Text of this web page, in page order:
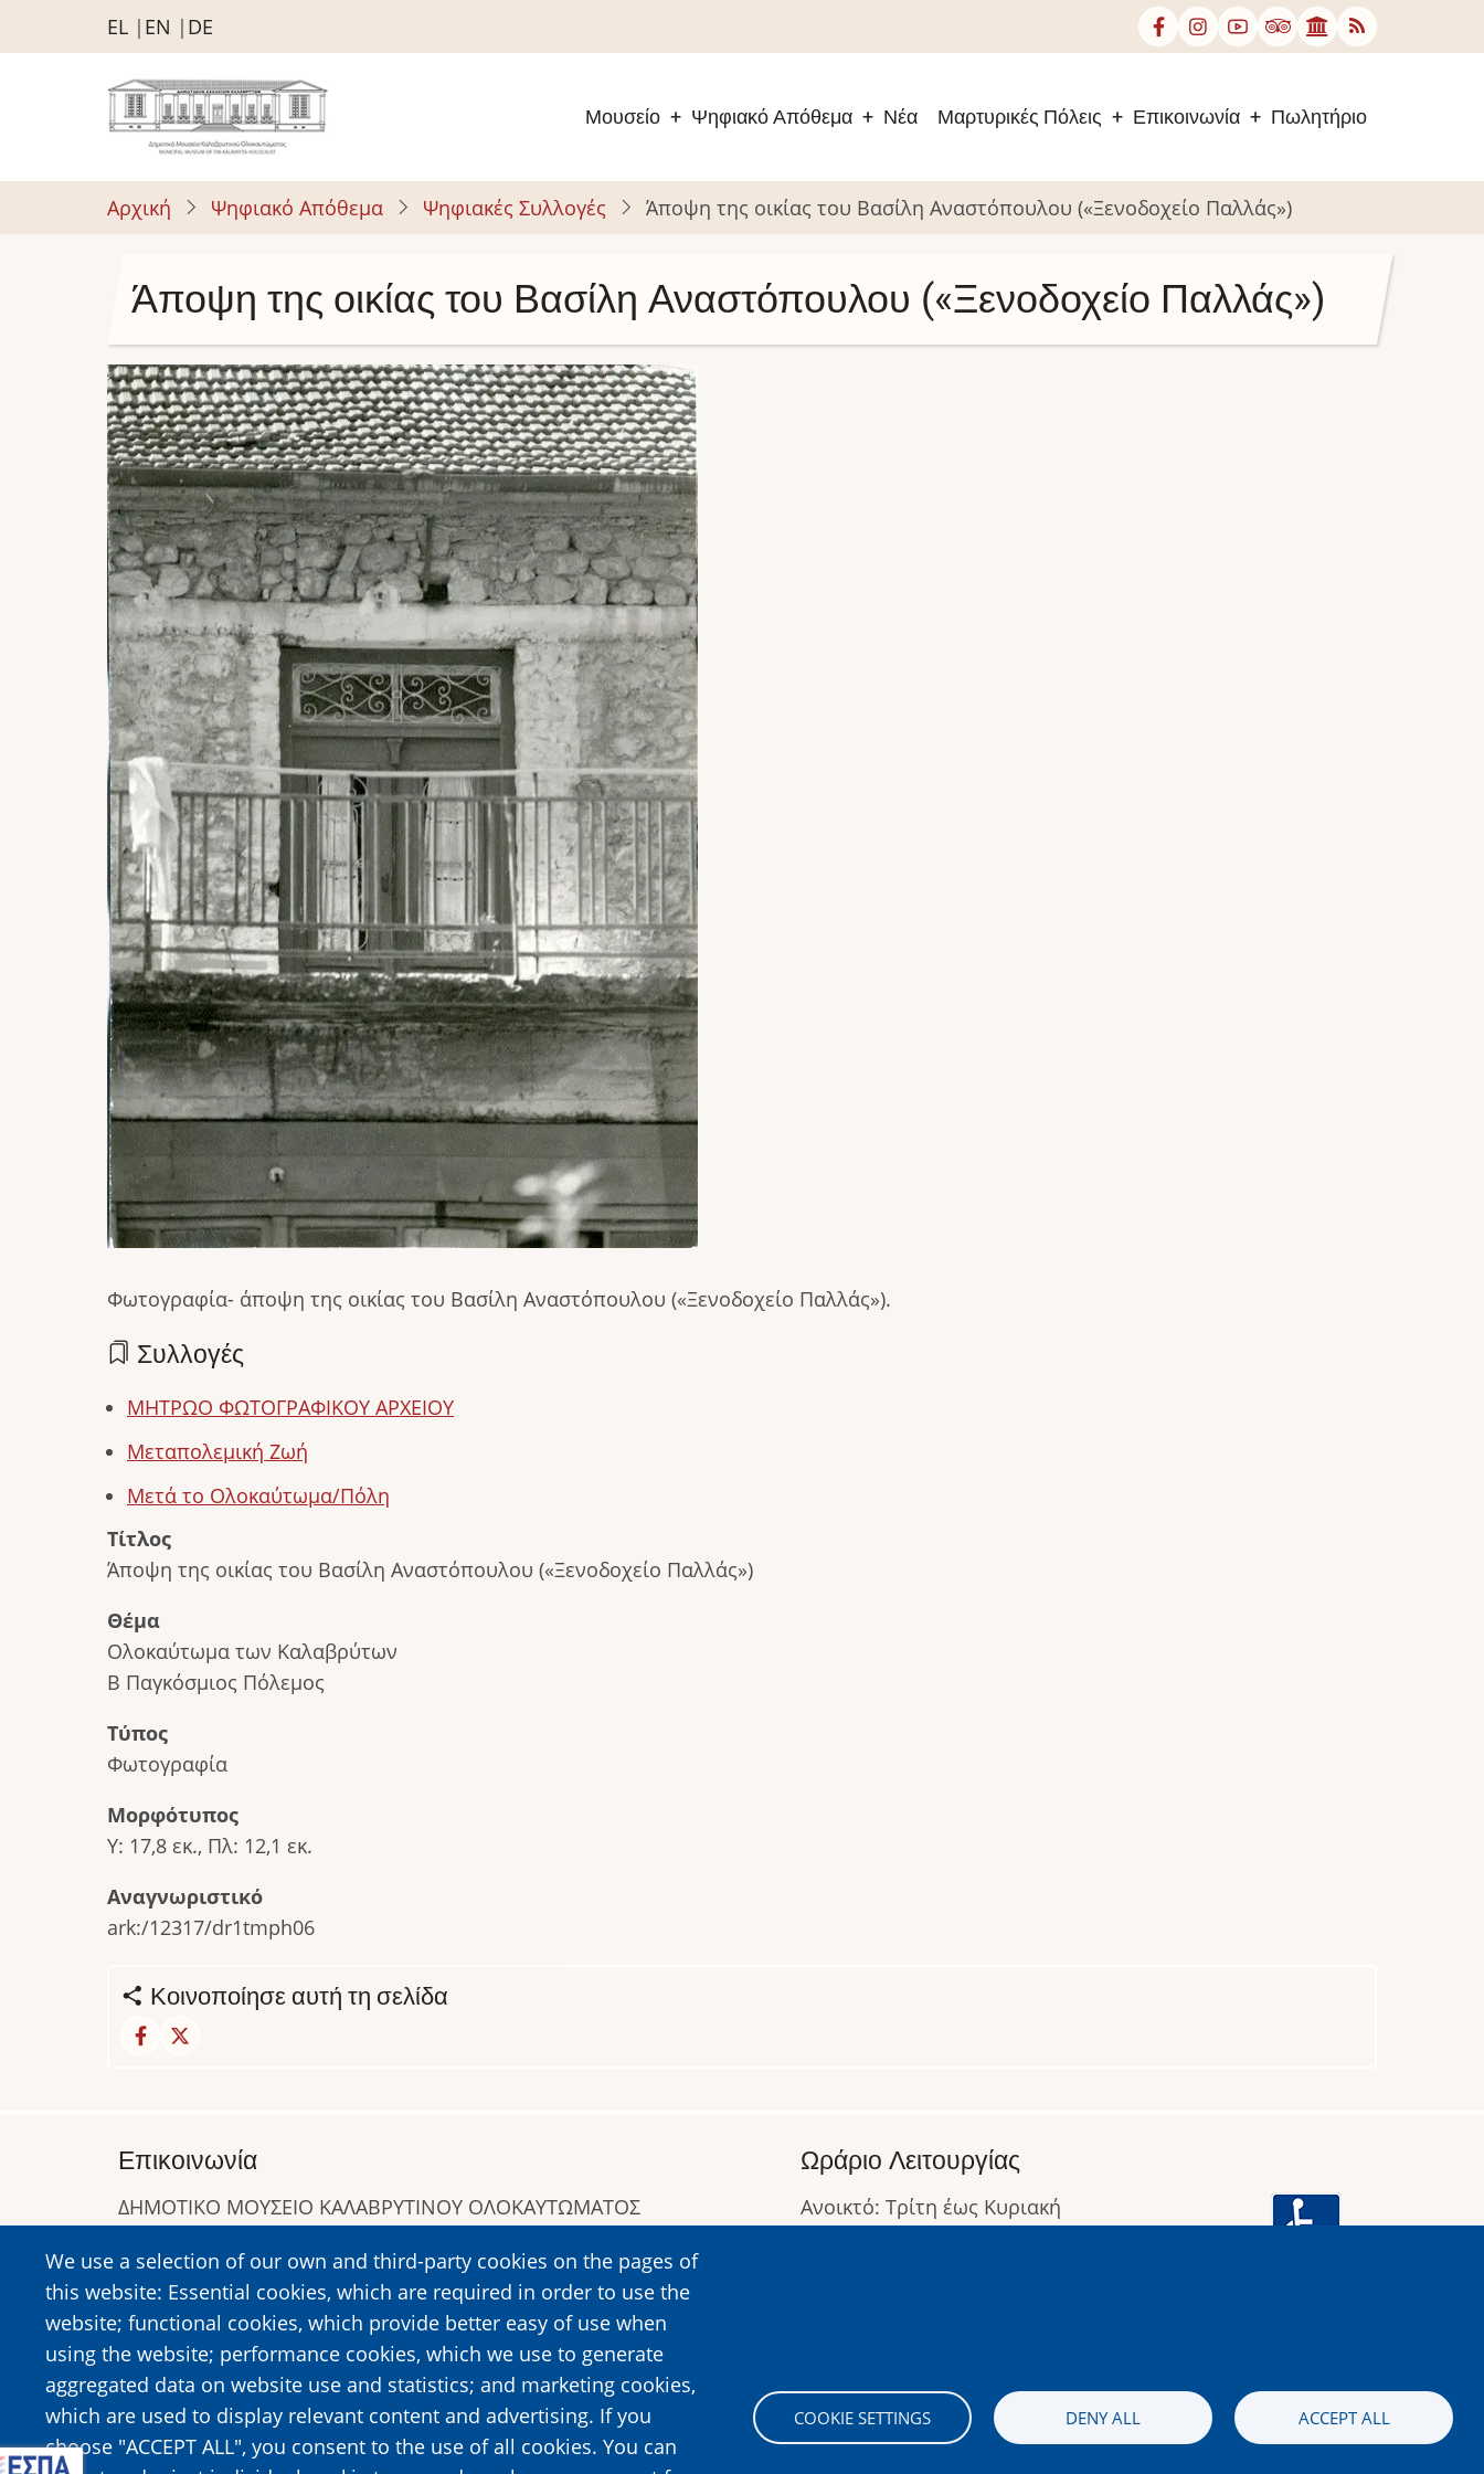
Παράκαμψη
προς
περιεχόμενο
EL EN DE
Μουσείο Ψηφιακό Απόθεμα Νέα Μαρτυρικές Πόλεις Επικοινωνία Πωλητήριο
Αρχική Ψηφιακό Απόθεμα Ψηφιακές Συλλογές Άποψη της οικίας του Βασίλη Αναστόπουλου («Ξενοδοχείο Παλλάς»)
Άποψη της οικίας του Βασίλη Αναστόπουλου («Ξενοδοχείο Παλλάς»)
Image
Φωτογραφία- άποψη της οικίας του Βασίλη Αναστόπουλου («Ξενοδοχείο Παλλάς»).
Συλλογές
ΜΗΤΡΩΟ ΦΩΤΟΓΡΑΦΙΚΟΥ ΑΡΧΕΙΟΥ
Μεταπολεμική Ζωή
Μετά το Ολοκαύτωμα/Πόλη
Τίτλος
Άποψη της οικίας του Βασίλη Αναστόπουλου («Ξενοδοχείο Παλλάς»)
Θέμα
Ολοκαύτωμα των Καλαβρύτων
Β Παγκόσμιος Πόλεμος
Τύπος
Φωτογραφία
Μορφότυπος
Υ: 17,8 εκ., Πλ: 12,1 εκ.
Αναγνωριστικό
ark:/12317/dr1tmph06
Κοινοποίησε αυτή τη σελίδα
We use a selection of our own and third-party cookies on the pages of
this website: Essential cookies, which are required in order to use the
website; functional cookies, which provide better easy of use when
using the website; performance cookies, which we use to generate
aggregated data on website use and statistics; and marketing cookies,
which are used to display relevant content and advertising. If you
choose "ACCEPT ALL", you consent to the use of all cookies. You can
COOKIE SETTINGS DENY ALL ACCEPT ALL
Επικοινωνία
ΔΗΜΟΤΙΚΟ ΜΟΥΣΕΙΟ ΚΑΛΑΒΡΥΤΙΝΟΥ ΟΛΟΚΑΥΤΩΜΑΤΟΣ
Τηλ:2692023646, 2692360220
https://www.dmko.gr || info@dmko.gr
Ωράριο Λειτουργίας
Ανοικτό: Τρίτη έως Κυριακή
Image Image Image Image